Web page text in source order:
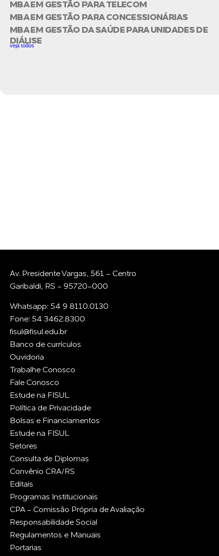
MBA EM GESTÃO PARA TELECOM
MBA EM GESTÃO PARA CONCESSIONÁRIAS
MBA EM GESTÃO DA SAÚDE PARA UNIDADES DE
DIÁLISE
veja todos
Av. Presidente Vargas, 561 - Centro
Garibaldi, RS - 95720-000
Whatsapp: 54 9 8110.0130
Fone: 54 3462.8300
fisul@fisul.edu.br
Banco de currículos
Ouvidoria
Trabalhe Conosco
Fale Conosco
Estude na FISUL
Política de Privacidade
Bolsas e Financiamentos
Estude na FISUL
Setores
Consulta de Diplomas
Convênio CRA/RS
Editais
Programas Institucionais
CPA - Comissão Própria de Avaliação
Responsabilidade Social
Regulamentos e Manuais
Portarias